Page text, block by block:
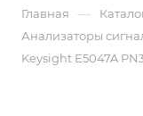
Главная —
Анализаторы
Keysight E5047A